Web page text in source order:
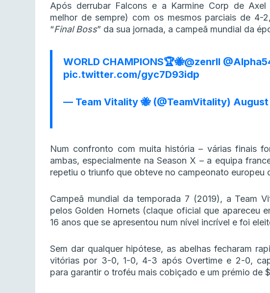
Após derrubar Falcons e a Karmine Corp de Axel
melhor de sempre) com os mesmos parciais de 4-
“Final Boss” da sua jornada, a campeã mundial da
WORLD CHAMPIONS🏆🐝@zenrll
pic.twitter.com/gyc7D93idp
— Team Vitality 🐝 (@TeamVitality) August
Num confronto com muita história – várias finais
ambas, especialmente na Season X – a equipa
repetiu o triunfo que obteve no campeonato europeu
Campeã mundial da temporada 7 (2019), a Team
pelos Golden Hornets (claque oficial que apareceu
16 anos que se apresentou num nível incrível e foi
Sem dar qualquer hipótese, as abelhas fecharam
vitórias por 3-0, 1-0, 4-3 após Overtime e 2-0,
para garantir o troféu mais cobiçado e um prémio de